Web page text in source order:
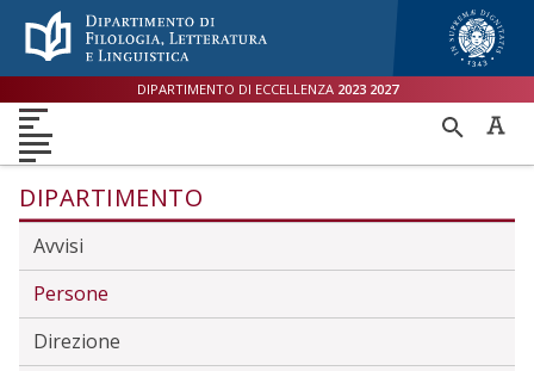
Menù accessibilità
to main menu
to content
DIPARTIMENTO DI ECCELLENZA 2023 2027
DIPARTIMENTO
DIPARTIMENTO
Avvisi
Persone
Direzione